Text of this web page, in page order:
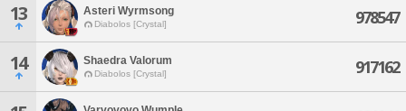
13 Asteri Wyrmsong
Diabolos [Crystal] 978547
14 Shaedra Valorum
Diabolos [Crystal] 917162